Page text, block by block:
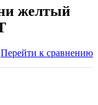
желтый
Перейти к сравнению